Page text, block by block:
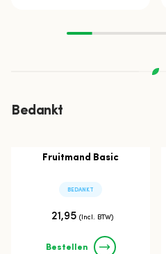
Bedankt
Fruitmand Basic
BEDANKT
21,95 (Incl. BTW)
Bestellen